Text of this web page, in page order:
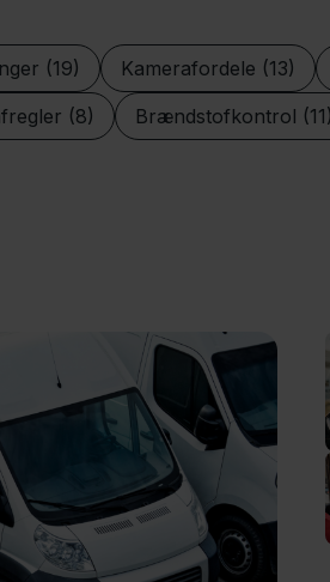
(19) Kamerafordele (13)
(8) Brændstofkontrol (11)